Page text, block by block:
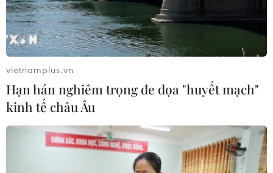
tàu cá bị cháy trên vùng biển Khánh
Hòa
05/08/2026 03:58
Không được thu thêm tiền của người
bệnh BHYT nếu không khám theo
yêu cầu
05/08/2026 02:26
vietnamplus.vn
Hạn hán nghiêm trọng đe dọa "huyết mạch"
kinh tế châu Âu